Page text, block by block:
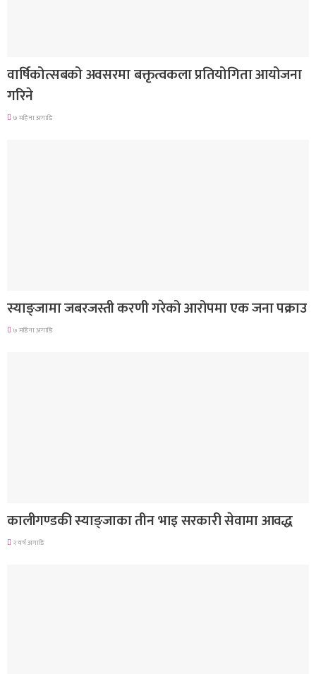
वार्षिकोत्सबको अवसरमा बक्तृत्वकला प्रतियोगिता आयोजना
गरिने
७ महिना अगाडि
स्याङ्जामा जबरजस्ती करणी गरेको आरोपमा एक जना पक्राउ
७ महिना अगाडि
कालीगण्डकी स्याङ्जाका तीन भाइ सरकारी सेवामा आवद्ध
२ वर्ष अगाडि